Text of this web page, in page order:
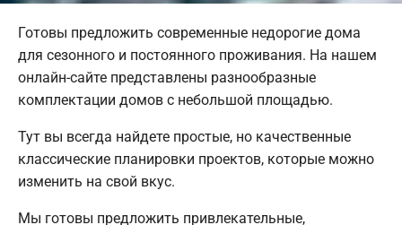
Готовы предложить современные недорогие дома
для сезонного и постоянного проживания. На нашем
онлайн-сайте представлены разнообразные
комплектации домов с небольшой площадью.
Тут вы всегда найдете простые, но качественные
классические планировки проектов, которые можно
изменить на свой вкус.
Мы готовы предложить привлекательные,